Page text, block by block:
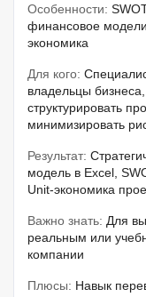
Особенности:
финансовое
экономика
Для кого:
владельцы
структурировать
минимизировать
Результат:
модель в Excel,
Unit-экономика
Важно знать: Для
реальным или
компании
Плюсы: Навык